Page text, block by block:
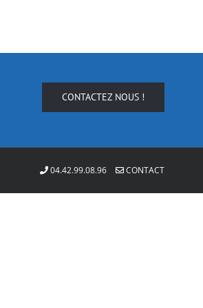
CONTACTEZ NOUS !
04.42.99.08.96 CONTACT